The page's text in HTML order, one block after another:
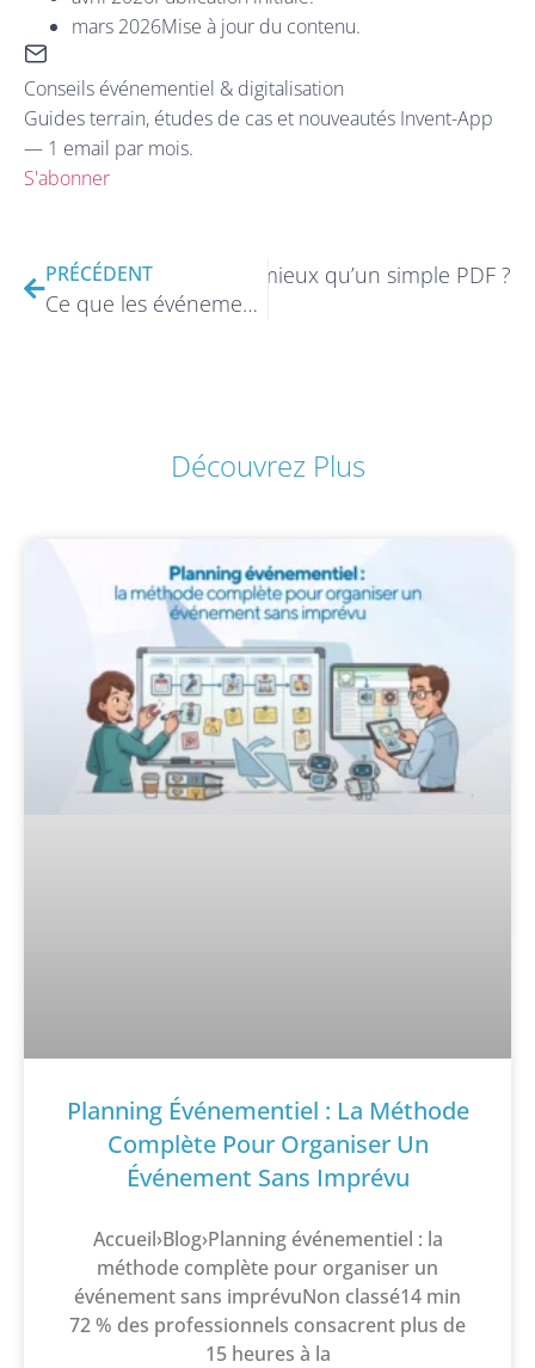
mars 2026Mise à jour du contenu.
Conseils événementiel & digitalisation
Guides terrain, études de cas et nouveautés Invent-App
— 1 email par mois.
S'abonner
PRÉCÉDENT
Ce que les événements les plus performants ont en commun
votre événement mérite mieux qu’un simple PDF ?
Découvrez Plus
Planning Événementiel : La Méthode
Complète Pour Organiser Un
Événement Sans Imprévu
Accueil›Blog›Planning événementiel : la
méthode complète pour organiser un
événement sans imprévuNon classé14 min
72 % des professionnels consacrent plus de
15 heures à la